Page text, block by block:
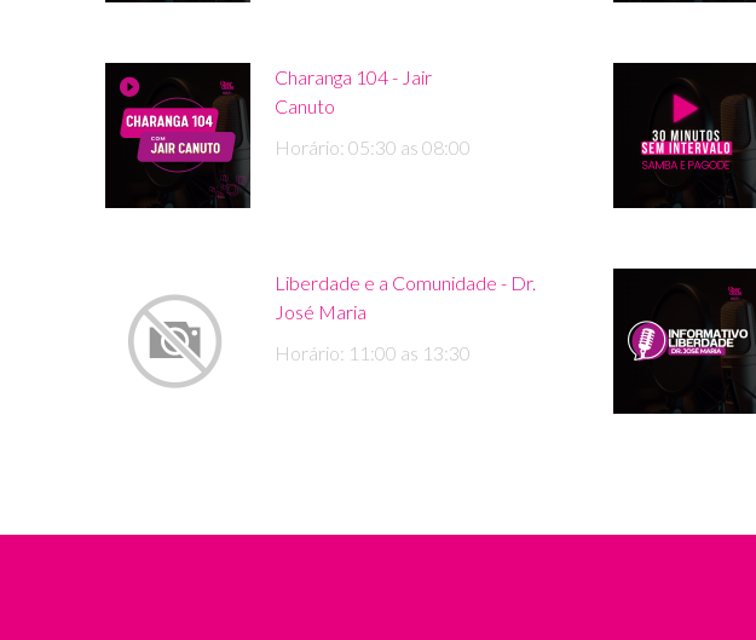
Charanga 104 - Jair
Canuto
Horário: 05:30 as 08:00
Liberdade e a Comunidade - Dr.
José Maria
Horário: 11:00 as 13:30